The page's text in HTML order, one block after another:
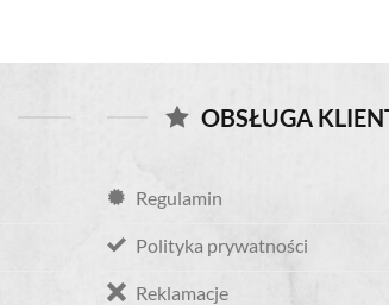
OBSŁUGA
Regulamin
Polityka prywatności
Reklamacje